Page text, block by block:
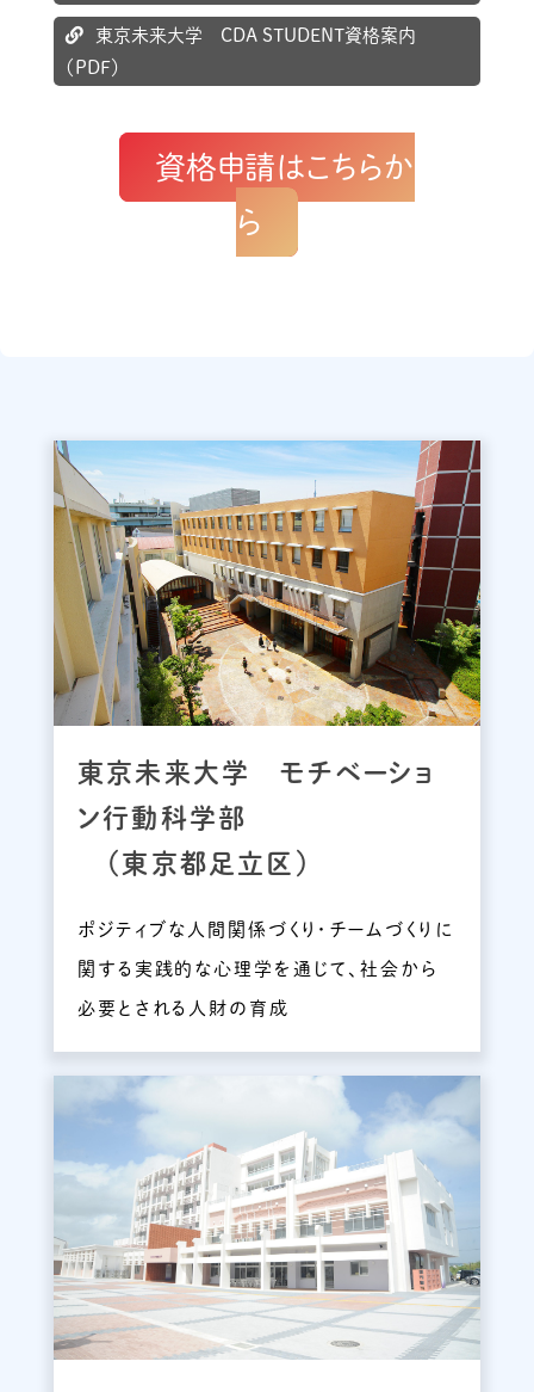
東京未来大学 CDA STUDENT資格案内
（PDF）
資格申請はこちらか
ら
東京未来大学 モチベーショ
ン行動科学部
（東京都足立区）
ポジティブな人間関係づくり・チームづくりに
関する実践的な心理学を通じて、社会から
必要とされる人財の育成